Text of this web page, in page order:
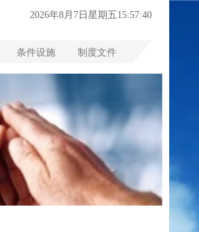
2026年8月7日星期五15:57:41
条件设施 制度文件